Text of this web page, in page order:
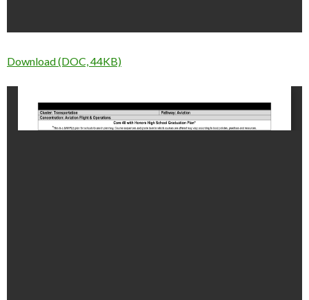
Download (DOC, 44KB)